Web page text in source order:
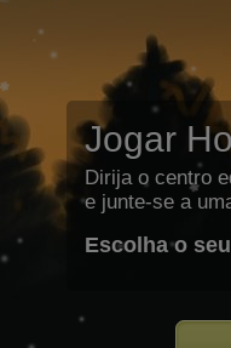
Jogar
Dirija o centro
e junte-se a
Escolha o